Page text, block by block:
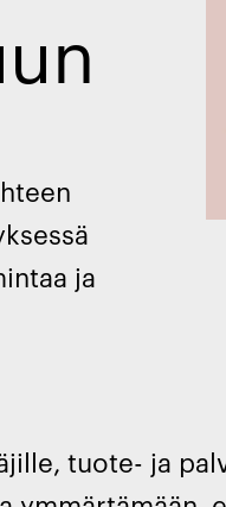
ja
tuote- ja